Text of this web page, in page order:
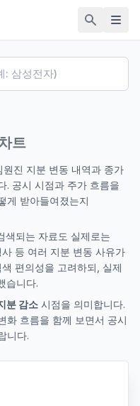
트
진 지분 변동 내역과 종가
. 공시 시점과 주가 흐름을
게 받아들여졌는지
색되는 자료도 실제로는
등 여러 지분 변동 사유가
편의성을 고려하되, 실제
습니다.
분 감소 시점을 의미합니다.
화 흐름을 함께 보면서 공시
니다.